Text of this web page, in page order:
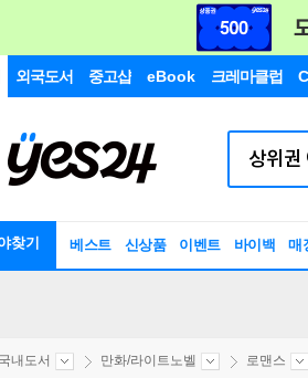
외국도서 중고샵 eBook 크레마클럽
찾기 베스트 신상품 이벤트 바이백 매
국내도서 만화/라이트노벨 로맨스